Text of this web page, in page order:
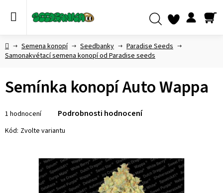
DomůSemena konopí Seedbanky
Paradise Seeds
Samonakvétací semena konopí od Paradise seeds
Semínka konopí Auto Wappa
hodnocení
produktu
hvězdiček.
1 hodnocení Podrobnosti hodnocení
Kód: Zvolte variantu